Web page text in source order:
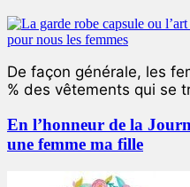
De façon générale, les
% des vêtements qui se
En l’honneur de la
une femme ma fille